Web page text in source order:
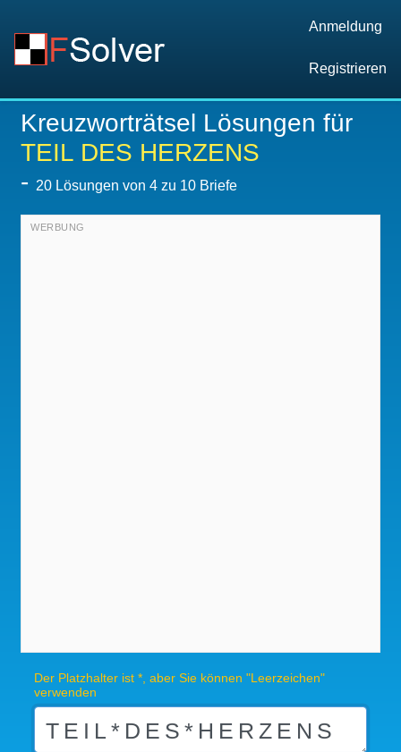
Anmeldung
Registrieren
Kreuzworträtsel Lösungen für
TEIL DES HERZENS
- 20 Lösungen von 4 zu 10 Briefe
Der Platzhalter ist *, aber Sie können "Leerzeichen"
verwenden